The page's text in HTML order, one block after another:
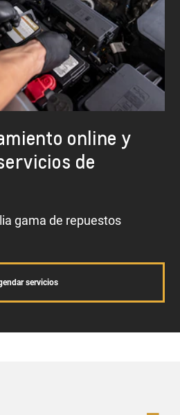
online y
de
gama de repuestos
servicios